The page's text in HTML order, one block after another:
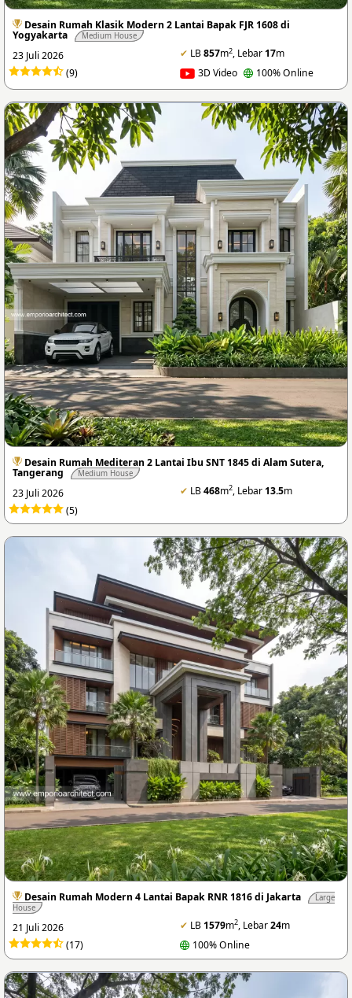
Desain Rumah Klasik Modern 2 Lantai Bapak FJR 1608 di
Yogyakarta Medium House
23 Juli 2026 ✔ LB857m2, Lebar 17m
(9)
3D Video 100% Online
Desain Rumah Mediteran 2 Lantai Ibu SNT 1845 di Alam Sutera,
Tangerang Medium House
23 Juli 2026 ✔ LB468m2, Lebar 13.5m
(5)
Desain Rumah Modern 4 Lantai Bapak RNR 1816 di Jakarta
Large
House
21 Juli 2026 ✔ LB 1579m2, Lebar24m
(17)
100% Online